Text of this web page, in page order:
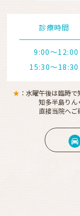
診療時間
9:00～12:00
15:30～18:30
★ ：水曜午後は臨時
知多半島りん
直接当院へご